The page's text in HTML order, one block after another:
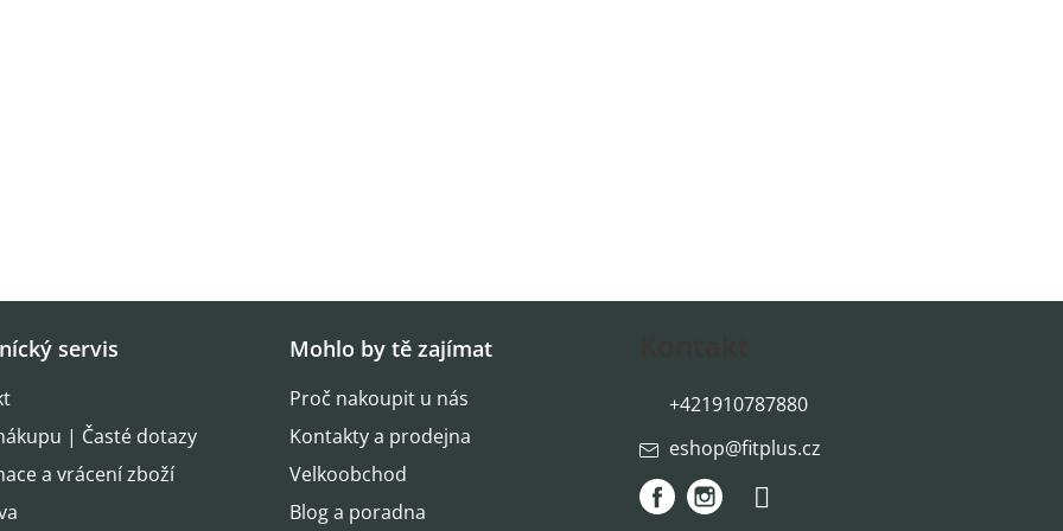
servis
| Časté dotazy
a vrácení zboží
Mohlo by tě zajímat
Proč nakoupit u nás
Kontakty a prodejna
Velkoobchod
Blog a poradna
eshop@fitplus.cz
+421910787880